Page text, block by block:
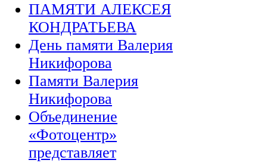
ПАМЯТИ АЛЕКСЕЯ
КОНДРАТЬЕВА
День памяти Валерия
Никифорова
Памяти Валерия
Никифорова
Объединение
«Фотоцентр»
представляет